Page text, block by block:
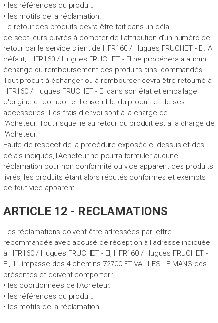
• les références du produit.
• les motifs de la réclamation.
Le retour des produits devra être fait dans un délai
de sept jours ouvrés à compter de l'attribution d'un numéro de
retour par le service client de HFR160 / Hugues FRUCHET - EI. A
défaut, HFR160 / Hugues FRUCHET - EI ne procédera à aucun
échange ou remboursement des produits ainsi commandés.
Tout produit à échanger ou à rembourser devra être retourné à
HFR160 / Hugues FRUCHET - EI dans son état et emballage
d'origine et comporter l'ensemble du produit et de ses
accessoires. Les frais d'envoi sont à la charge de
l'Acheteur. Tout risque lié au retour du produit est à la charge de
l'Acheteur.
Faute de respect de la procédure exposée ci-dessus et des
délais indiqués, l'Acheteur ne pourra formuler aucune
réclamation pour non conformité ou vice apparent des produits
livrés, les produits étant alors réputés conformes et exempts
de tout vice apparent.
ARTICLE 12 - RECLAMATIONS
Les réclamations doivent être adressées par lettre
recommandée avec accusé de réception à l'adresse indiquée
à HFR160 / Hugues FRUCHET - EI, HFR160 / Hugues FRUCHET -
EI, 11 impasse des 4 chemins 72700 ETIVAL-LES-LE-MANS des
présentes et doivent comporter :
• les coordonnées de l'Acheteur.
• les références du produit.
• les motifs de la réclamation.